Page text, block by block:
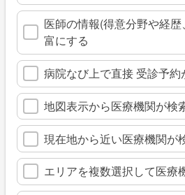
医師の情報(得意分野や経
富にする
病院なび上で直接 受診予約
地図表示から医療機関が検
現在地から近い医療機関が
エリアを複数選択して医療